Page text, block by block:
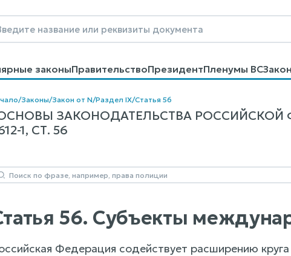
законыПравительствоПрезидентПленумы ВС
Образцы договоровКонтактыПомощьПоиск
/Законы/Закон от N/Раздел IX/Статья 56
ЗАКОНОДАТЕЛЬСТВА РОССИЙСКОЙ
1, СТ. 56
56. Субъекты
Федерация содействует расширению